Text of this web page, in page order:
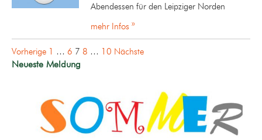
Abendessen für den Leipziger Norden
mehr Infos »
Seitennummerierung
der
Vorherige 1 … 6 7 8 … 10 Nächste
Neueste Meldung